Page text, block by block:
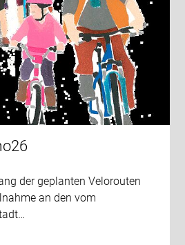
der geplanten Velorouten
an den vom